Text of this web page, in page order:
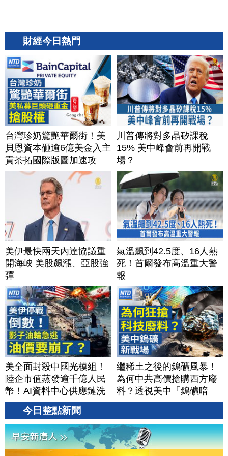
財經今日熱門
台灣珍奶驚艷華爾街！美
貝恩資本砸逾6億美金入主
貢茶拓國際版圖加速攻
美？｜#財經新聞｜
20260806(四)
川普傳將對多晶矽課稅
15% 美中峰會前再開戰
場？
美伊最快兩天內達協議重
開海峽 美股飆漲、亞股強
彈
氣溫飆到42.5度、16人熱
死！首爾發布高溫重大警
報
美全面封殺中國光模組！
陸企市值蒸發逾千億人民
幣！AI資料中心供應鏈洗
牌？台灣喜迎轉單！成關
鍵樞紐？｜#財經新聞
│20260805 (三)
繼稀土之後的鎢礦風暴！
為何中共高價搶購西方廢
料？透視美中「鎢礦暗
戰」背後不為人知的資源
20260804(二)
今日整點新聞